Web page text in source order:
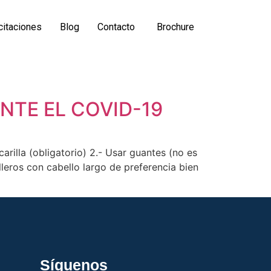
Blog Contacto Brochure
EL COVID-19
(obligatorio) 2.- Usar guantes (no es
con cabello largo de preferencia bien
Síguenos